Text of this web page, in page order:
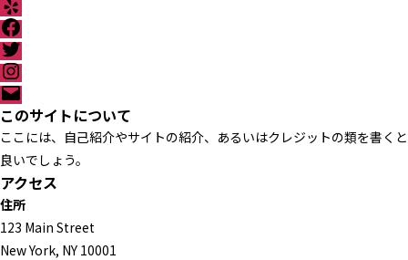
e
l
p
F
a
c
e
b
o
o
k
T
w
i
t
t
e
r
I
n
s
t
a
g
r
a
m
メ
ー
ル
このサイトについて
ここには、自己紹介やサイトの紹介、あるいはクレジットの類を書くと
良いでしょう。
アクセス
住所
123 Main Street
New York, NY 10001